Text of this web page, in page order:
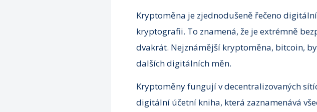
Kryptoměna je zjednodušeně řečeno
kryptografii. To znamená, že je extrémně
dvakrát. Nejznámější kryptoměna, bitcoin,
dalších digitálních měn.
Kryptoměny fungují v decentralizovaných
digitální účetní kniha, která zaznamenává